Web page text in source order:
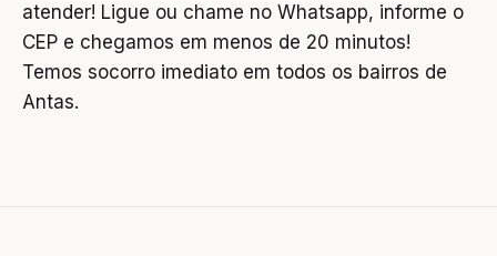
atender! Ligue ou chame no Whatsapp, informe o
CEP e chegamos em menos de 20 minutos!
Temos socorro imediato em todos os bairros de
Antas.